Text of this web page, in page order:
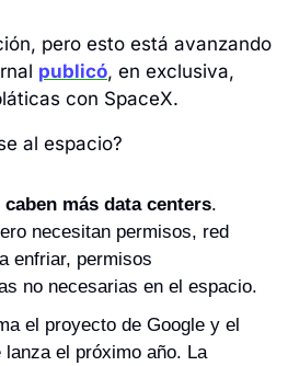
pero esto está avanzando
publicó, en exclusiva,
con SpaceX.
al espacio?
más data centers.
necesitan permisos, red
enfriar, permisos
el proyecto de Google y el
el próximo año. La